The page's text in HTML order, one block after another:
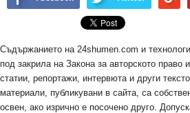
Съдържанието на 24shumen.com и
под закрила на Закона за авторското право
статии, репортажи, интервюта и други
материали, публикувани в сайта, са
освен, ако изрично е посочено друго.